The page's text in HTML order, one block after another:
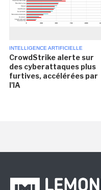
INTELLIGENCE ARTIFICIELLE
CrowdStrike alerte sur
des cyberattaques plus
furtives, accélérées par
l'IA